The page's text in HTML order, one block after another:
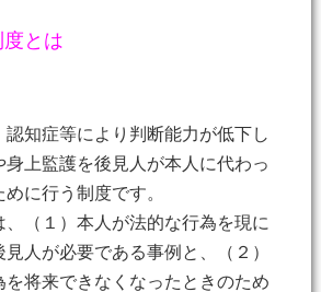
度とは
認知症等により判断能力が低下し
身上監護を後見人が本人に代わっ
に行う制度です。
（１）本人が法的な行為を現に
人が必要である事例と、（２）
を将来できなくなったときのため